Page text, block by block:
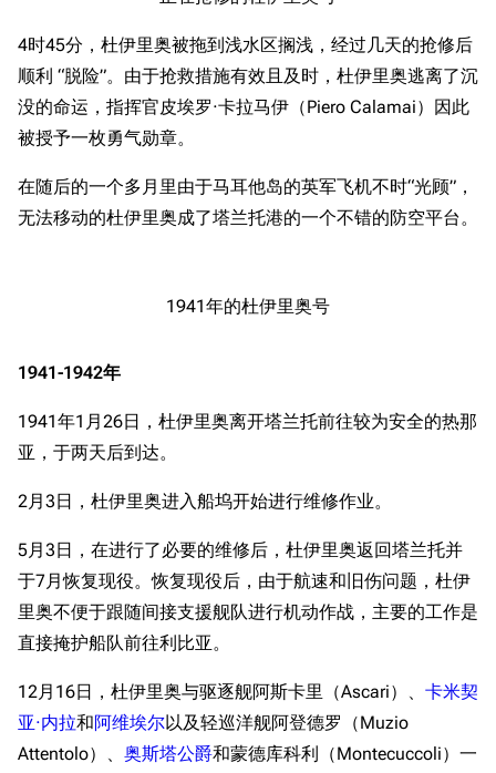
4时45分，杜伊里奥被拖到浅水区搁浅，经过几天的抢修后
顺利 “脱险”。由于抢救措施有效且及时，杜伊里奥逃离了沉
没的命运，指挥官皮埃罗·卡拉马伊（Piero Calamai）因此
被授予一枚勇气勋章。
在随后的一个多月里由于马耳他岛的英军飞机不时“光顾”，
无法移动的杜伊里奥成了塔兰托港的一个不错的防空平台。
1941年的杜伊里奥号
1941-1942年
1941年1月26日，杜伊里奥离开塔兰托前往较为安全的热那
亚，于两天后到达。
2月3日，杜伊里奥进入船坞开始进行维修作业。
5月3日，在进行了必要的维修后，杜伊里奥返回塔兰托并
于7月恢复现役。恢复现役后，由于航速和旧伤问题，杜伊
里奥不便于跟随间接支援舰队进行机动作战，主要的工作是
直接掩护船队前往利比亚。
12月16日，杜伊里奥与驱逐舰阿斯卡里（Ascari）、 卡米契
亚·内拉和阿维埃尔以及轻巡洋舰阿登德罗（Muzio
Attentolo）、 奥斯塔公爵和蒙德库科利（Montecuccoli）一